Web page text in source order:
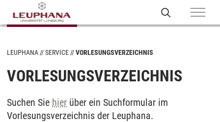
LEUPHANA SERVICE VORLESUNGSVERZEICHNIS
VORLESUNGSVERZEICHNIS
Suchen Sie hier über ein Suchformular im
Vorlesungsverzeichnis der Leuphana.